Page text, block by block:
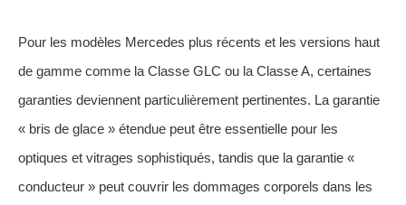
Pour les modèles Mercedes plus récents et les versions haut
de gamme comme la Classe GLC ou la Classe A, certaines
garanties deviennent particulièrement pertinentes. La garantie
« bris de glace » étendue peut être essentielle pour les
optiques et vitrages sophistiqués, tandis que la garantie «
conducteur » peut couvrir les dommages corporels dans les